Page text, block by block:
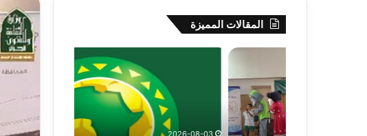
المقالات المميزة
الدور
التمهيدي
لأبطال
إفريقيا
2026-08-03